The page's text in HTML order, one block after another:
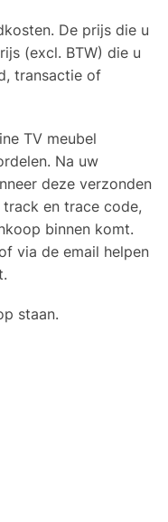
De prijs die u
(excl. BTW) die u
transactie of
TV meubel
Na uw
deze verzonden
en trace code,
binnen komt.
via de email helpen
staan.